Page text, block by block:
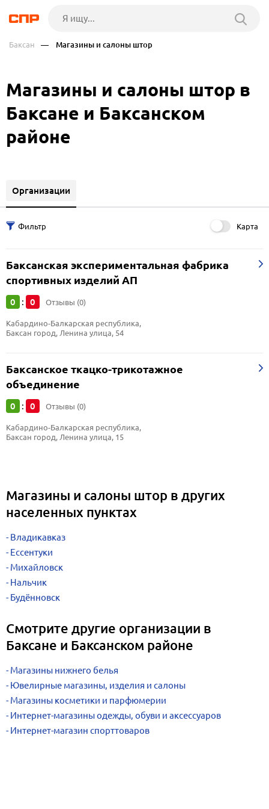
Баксан — Магазины и салоны штор
Магазины и салоны штор в
Баксане и Баксанском
районе
Организации
Карта
Баксанская экспериментальная фабрика
спортивных изделий АП
0 : 0 Отзывы (0)
Кабардино-Балкарская республика,
Баксан город, Ленина улица, 54
Баксанское ткацко-трикотажное
объединение
0 : 0 Отзывы (0)
Кабардино-Балкарская республика,
Баксан город, Ленина улица, 15
Магазины и салоны штор в других
населенных пунктах
Владикавказ
Ессентуки
Михайловск
Нальчик
Будённовск
Смотрите другие организации в
Баксане и Баксанском районе
Магазины нижнего белья
Ювелирные магазины, изделия и салоны
Магазины косметики и парфюмерии
Интернет-магазины одежды, обуви и аксессуаров
Интернет-магазин спорттоваров